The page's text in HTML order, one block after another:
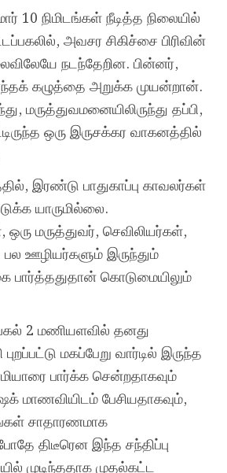
10 நிமிடங்கள் நீடித்த நிலையில்
அவசர சிகிச்சை பிரிவின்
நடந்தேறின. பின்னர்,
கழுத்தை அறுக்க முயன்றான்.
மருத்துவமனையிலிருந்து தப்பி,
ஒரு இருசக்கர வாகனத்தில்
இரண்டு பாதுகாப்பு காவலர்கள்
யாருமில்லை.
மருத்துவர், செவிலியர்கள்,
ஊழியர்களும் இருந்தும்
பார்த்ததுதான் கொடுமையிலும்
2 மணியளவில் தனது
மகப்பேறு வார்டில் இருந்த
பார்க்க சென்றதாகவும்
மாணவியிடம் பேசியதாகவும்,
சாதாரணமாக
திடீரென இந்த சந்திப்பு
முடிந்ததாக முதல்கட்ட